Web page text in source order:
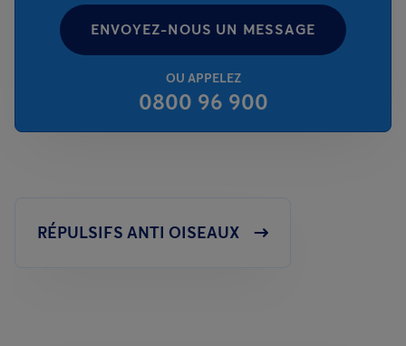
ENVOYEZ-NOUS UN MESSAGE
OU APPELEZ
0800 96 900
RÉPULSIFS ANTI OISEAUX